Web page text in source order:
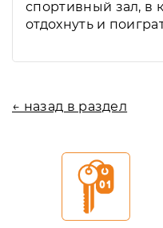
спортивный зал, в
отдохнуть и
← назад в раздел